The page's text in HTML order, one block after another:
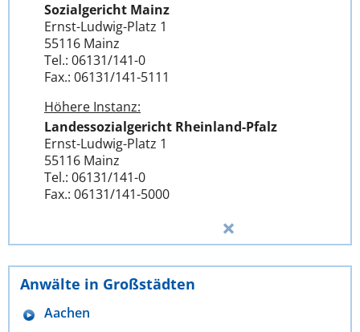
Sozialgericht Mainz
Ernst-Ludwig-Platz 1
55116 Mainz
Tel.: 06131/141-0
Fax.: 06131/141-5111
Höhere Instanz:
Landessozialgericht Rheinland-Pfalz
Ernst-Ludwig-Platz 1
55116 Mainz
Tel.: 06131/141-0
Fax.: 06131/141-5000
Anwälte in Großstädten
Aachen